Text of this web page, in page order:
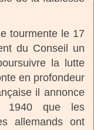
tourmente le 17
du Conseil un
la lutte
en profondeur
il annonce
1940 que les
allemands ont